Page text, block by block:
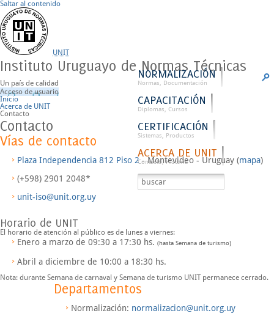
Saltar al contenido
UNIT
Instituto Uruguayo de Normas Técnicas
Un país de calidad
Acceso de usuario
NORMALIZACIÓN
Normas, Documentación
CAPACITACIÓN
Diplomas, Cursos
CERTIFICACIÓN
Sistemas, Productos
ACERCA DE UNIT
Contacto, Historia
Inicio
Acerca de UNIT
Contacto
Contacto
Vías de contacto
Plaza Independencia 812 Piso 2- Montevideo - Uruguay (mapa)
(+598) 2901 2048*
unit-iso@unit.org.uy
Horario de UNIT
El horario de atención al público es de lunes a viernes:
Enero a marzo de 09:30 a 17:30 hs. (hasta Semana de turismo)
Abril a diciembre de 10:00 a 18:30 hs.
Nota: durante Semana de carnaval y Semana de turismo UNIT permanece cerrado.
Departamentos
Normalización: normalizacion@unit.org.uy